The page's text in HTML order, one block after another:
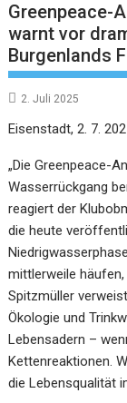
Greenpeace-
warnt vor
Burgenlands
2. Juli 2025
Eisenstadt, 2. 7.
„Die Greenpeace-
Wasserrückgang
reagiert der
die heute
mittlerweile häufen,
Spitzmüller
Ökologie und
Lebensadern –
Kettenreaktionen.
die Lebensqualität